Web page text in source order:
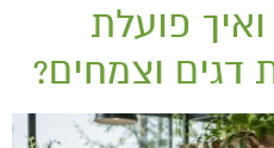
פועלת
וצמחים?